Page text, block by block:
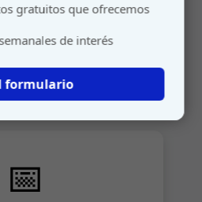
y sencilla.
📅
gratuitos que ofrecemos
de interés
formulario